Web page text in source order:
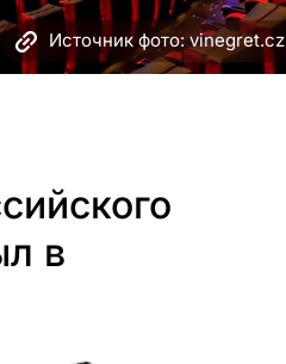
Источник фото: vinegret.cz
в